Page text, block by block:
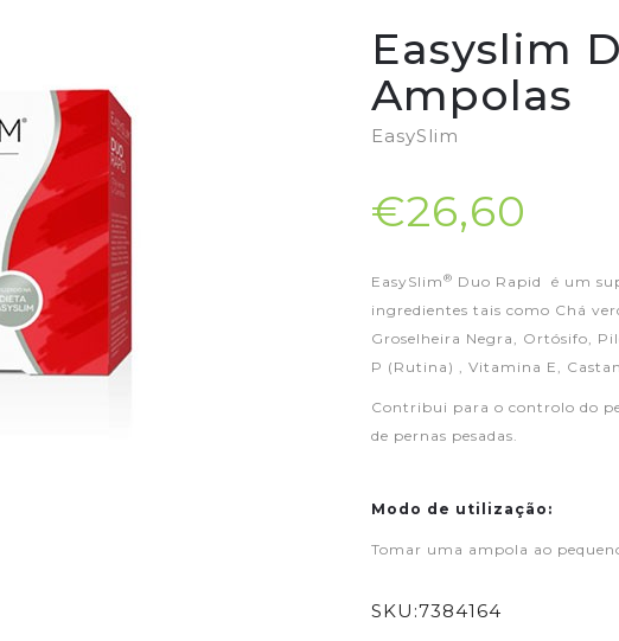
Easyslim
Ampolas
EasySlim
€26,60
EasySlim® Duo Rapid é um
ingredientes tais como Chá
Groselheira Negra, Ortósifo,
P (Rutina) , Vitamina E,
Contribui para o controlo do
de pernas pesadas.
Modo de utilização:
Tomar uma ampola ao
SKU:7384164